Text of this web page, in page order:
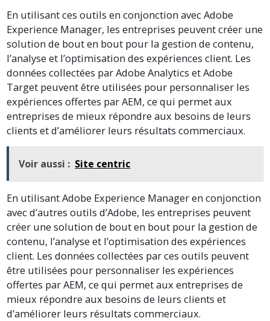
En utilisant ces outils en conjonction avec Adobe
Experience Manager, les entreprises peuvent créer une
solution de bout en bout pour la gestion de contenu,
l’analyse et l’optimisation des expériences client. Les
données collectées par Adobe Analytics et Adobe
Target peuvent être utilisées pour personnaliser les
expériences offertes par AEM, ce qui permet aux
entreprises de mieux répondre aux besoins de leurs
clients et d’améliorer leurs résultats commerciaux.
Voir aussi : Site centric
En utilisant Adobe Experience Manager en conjonction
avec d’autres outils d’Adobe, les entreprises peuvent
créer une solution de bout en bout pour la gestion de
contenu, l’analyse et l’optimisation des expériences
client. Les données collectées par ces outils peuvent
être utilisées pour personnaliser les expériences
offertes par AEM, ce qui permet aux entreprises de
mieux répondre aux besoins de leurs clients et
d’améliorer leurs résultats commerciaux.